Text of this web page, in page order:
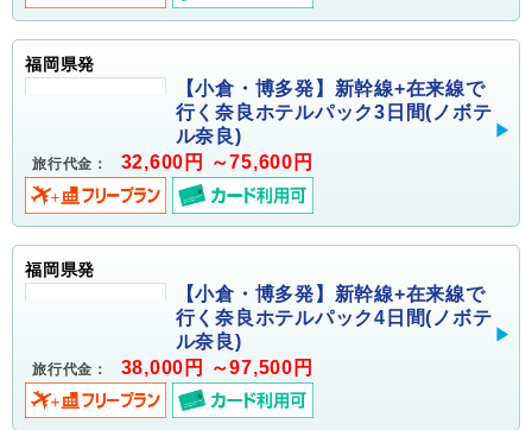
福岡県発
【小倉・博多発】新幹線+在来線で
行く奈良ホテルパック3日間(ノボテ
ル奈良)
旅行代金： 32,600円 ～75,600円
福岡県発
【小倉・博多発】新幹線+在来線で
行く奈良ホテルパック4日間(ノボテ
ル奈良)
旅行代金： 38,000円 ～97,500円